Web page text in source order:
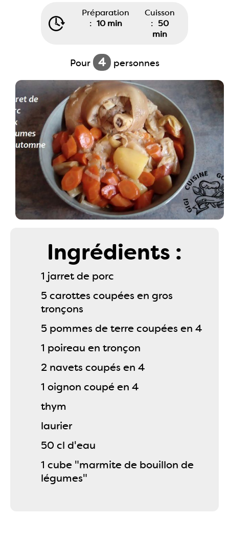
Préparation
: 10 min
Cuisson
: 50
min
Pour 4 personnes
Ingrédients :
1 jarret de porc
5 carottes coupées en gros
tronçons
5 pommes de terre coupées en 4
1 poireau en tronçon
2 navets coupés en 4
1 oignon coupé en 4
thym
laurier
50 cl d'eau
1 cube "marmite de bouillon de
légumes"